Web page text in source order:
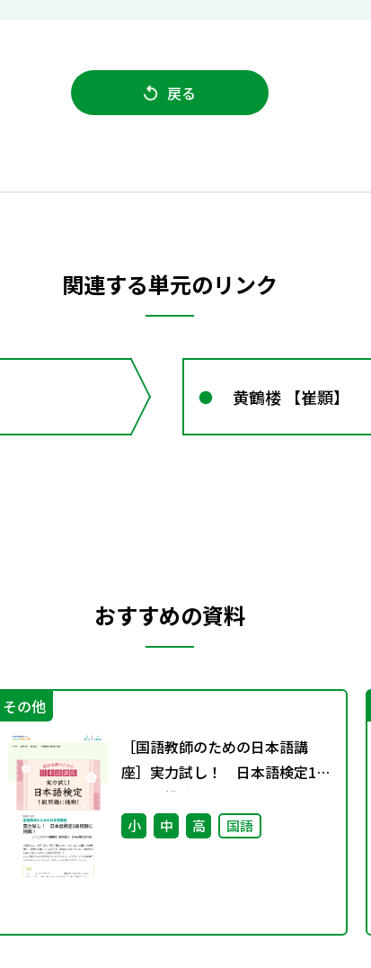
戻る
関連する単元のリンク
黄鶴楼 【崔顥】
おすすめの資料
その他
［国語教師のための日本語講
座］実力試し！ 日本語検定1級
問題に挑戦！
小 中 高 国語